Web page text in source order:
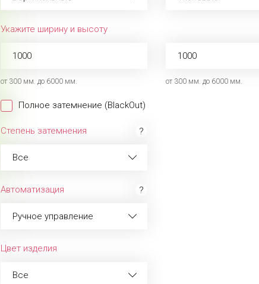
Укажите ширину и высоту
от 300 мм. до 6000 мм. от 300 мм. до 6000 мм.
Полное затемнение (BlackOut)
Степень затемнения
Все
Автоматизация
Ручное управление
Цвет изделия
Все